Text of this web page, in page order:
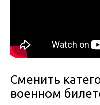
Сменить
военном